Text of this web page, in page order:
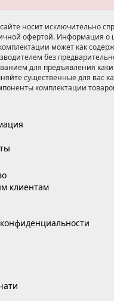
носит исключительно
офертой. Информация о
может как
без
для предъявления
существенные для вас
комплектации
клиентам